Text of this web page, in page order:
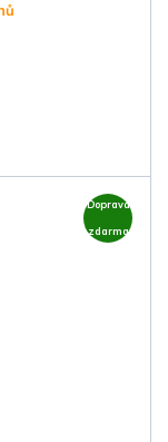
Doprava
zdarma